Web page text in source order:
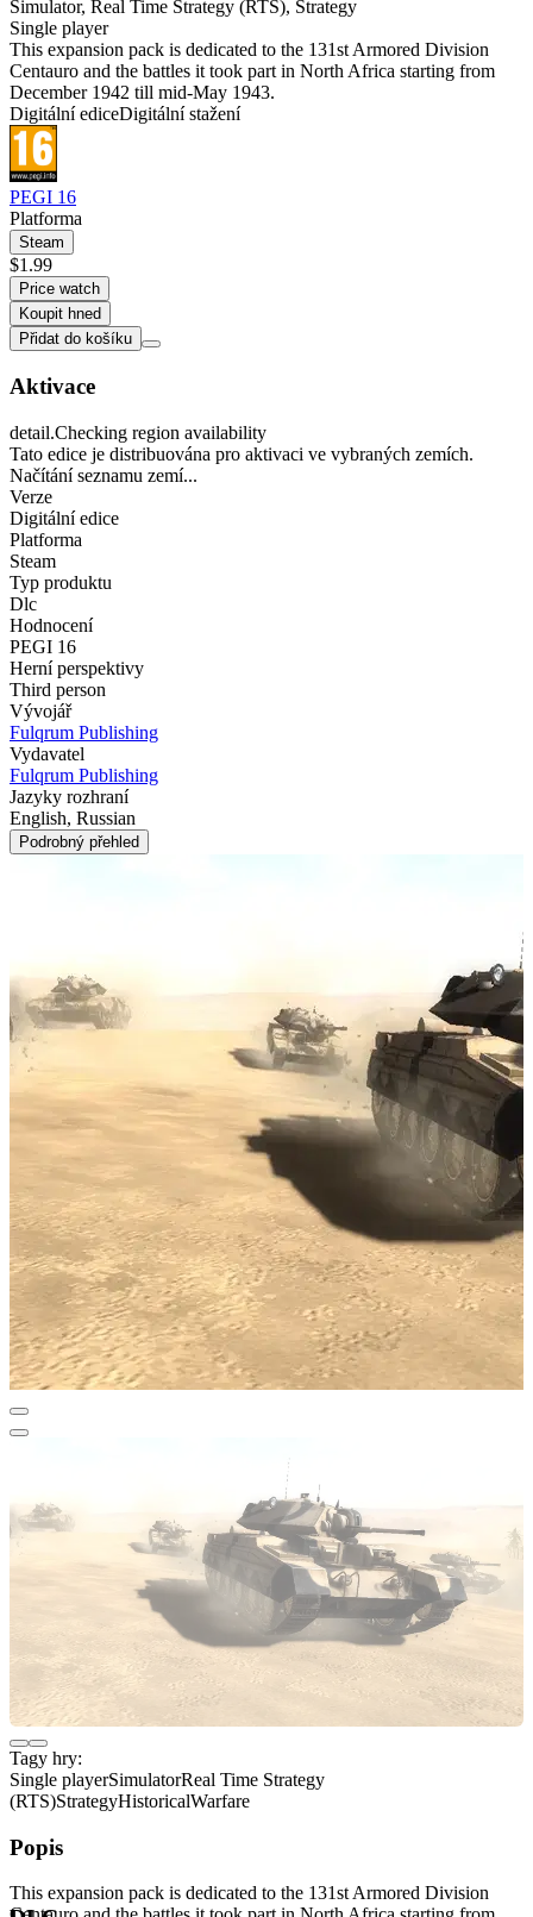
Simulator, Real Time Strategy (RTS), Strategy
Single player
This expansion pack is dedicated to the 131st Armored Division
Centauro and the battles it took part in North Africa starting from
December 1942 till mid-May 1943.
Digitální ediceDigitální stažení
PEGI 16
Platforma
Steam
$1.99
Price watch
Koupit hned
Přidat do košíku
Aktivace
detail.Checking region availability
Tato edice je distribuována pro aktivaci ve vybraných zemích.
Načítání seznamu zemí...
Verze
Digitální edice
Platforma
Steam
Typ produktu
Dlc
Hodnocení
PEGI 16
Herní perspektivy
Third person
Vývojář
Fulqrum Publishing
Vydavatel
Fulqrum Publishing
Jazyky rozhraní
English, Russian
Podrobný přehled
Tagy hry:
Single playerSimulatorReal Time Strategy
(RTS)StrategyHistoricalWarfare
Popis
This expansion pack is dedicated to the 131st Armored Division